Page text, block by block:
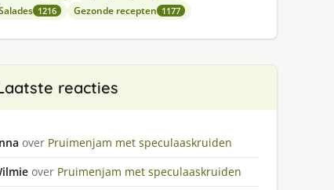
1216 Gezonde recepten 1177
reacties
over Pruimenjam met speculaaskruiden
over Pruimenjam met speculaaskruiden